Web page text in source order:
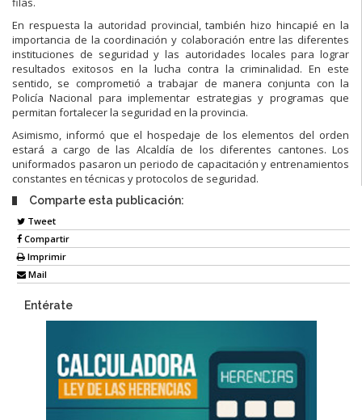
En respuesta la autoridad provincial, también hizo hincapié en la
importancia de la coordinación y colaboración entre las diferentes
instituciones de seguridad y las autoridades locales para lograr
resultados exitosos en la lucha contra la criminalidad. En este
sentido, se comprometió a trabajar de manera conjunta con la
Policía Nacional para implementar estrategias y programas que
permitan fortalecer la seguridad en la provincia.
Asimismo, informó que el hospedaje de los elementos del orden
estará a cargo de las Alcaldía de los diferentes cantones. Los
uniformados pasaron un periodo de capacitación y entrenamientos
constantes en técnicas y protocolos de seguridad.
Comparte esta publicación:
Tweet
Compartir
Imprimir
Mail
Entérate